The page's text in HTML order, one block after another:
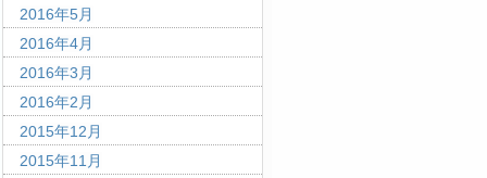
2016年5月
2016年4月
2016年3月
2016年2月
2015年12月
2015年11月